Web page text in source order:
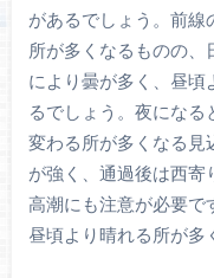
があるでしょう。前線
所が多くなるものの
により曇が多く、昼頃
るでしょう。夜になる
変わる所が多くなる見
が強く、通過後は西寄
高潮にも注意が必要で
昼頃より晴れる所が多